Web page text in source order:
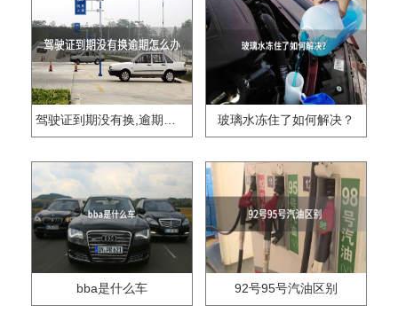
驾驶证到期没有换,逾期怎么办?? 玻璃水冻住了如何解决？
bba是什么车 92号95号汽油区别